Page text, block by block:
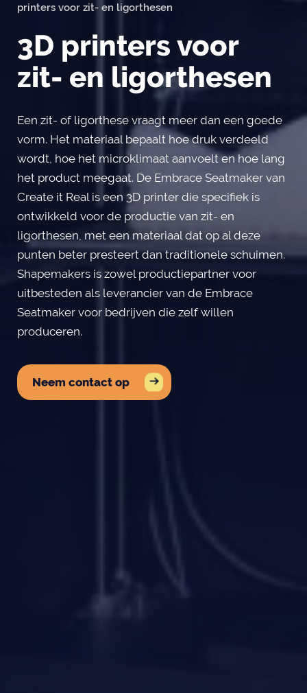
printers voor zit- en ligorthesen
3D printers voor
zit- en ligorthesen
Een zit- of ligorthese vraagt meer dan een goede
vorm. Het materiaal bepaalt hoe druk verdeeld
wordt, hoe het microklimaat aanvoelt en hoe lang
het product meegaat. De Embrace Seatmaker van
Create it Real is een 3D printer die specifiek is
ontwikkeld voor de productie van zit- en
ligorthesen, met een materiaal dat op al deze
punten beter presteert dan traditionele schuimen.
Shapemakers is zowel productiepartner voor
uitbesteden als leverancier van de Embrace
Seatmaker voor bedrijven die zelf willen
produceren.
Neem contact op